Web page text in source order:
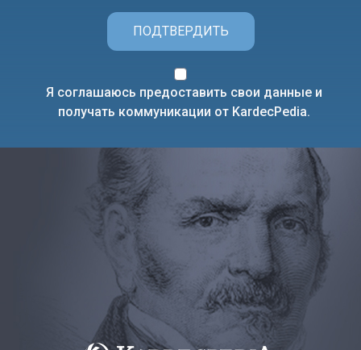
ПОДТВЕРДИТЬ
Я соглашаюсь предоставить свои данные и
получать коммуникации от KardecPedia.